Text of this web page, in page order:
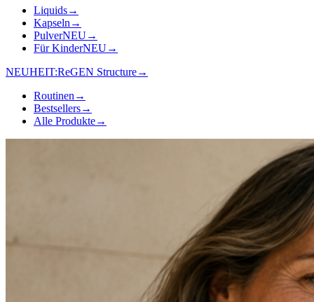
Liquids→
Kapseln →
PulverNEU→
Für KinderNEU→
NEUHEIT:ReGEN Structure→
Routinen →
Bestsellers→
Alle Produkte→